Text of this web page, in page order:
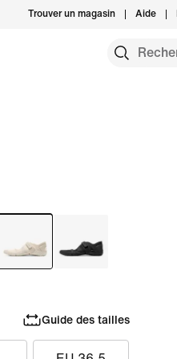
Trouver un magasin Aide
Guide des tailles